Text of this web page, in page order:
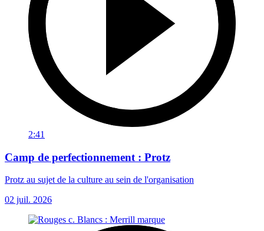
2:41
Camp de perfectionnement : Protz
Protz au sujet de la culture au sein de l'organisation
02 juil. 2026